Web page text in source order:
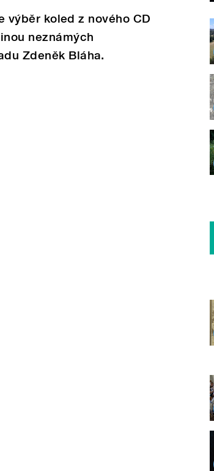
koled z nového CD
neznámých
Zdeněk Bláha.